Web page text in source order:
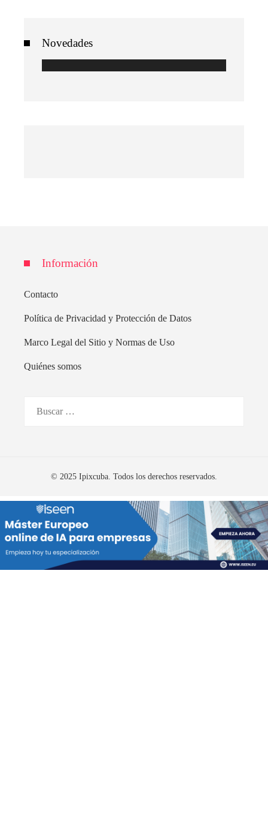
Novedades
Información
Contacto
Política de Privacidad y Protección de Datos
Marco Legal del Sitio y Normas de Uso
Quiénes somos
© 2025 Ipixcuba. Todos los derechos reservados.